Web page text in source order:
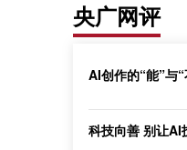
央广网评
AI创作的“能”与
科技向善 别让AI